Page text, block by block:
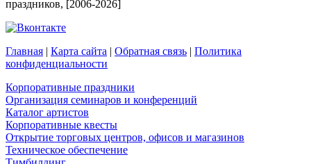
праздников, [2006-2026]
Главная | Карта сайта | Обратная связь | Политика
конфиденциальности
Корпоративные праздники
Организация семинаров и конференций
Каталог артистов
Корпоративные квесты
Открытие торговых центров, офисов и магазинов
Техническое обеспечение